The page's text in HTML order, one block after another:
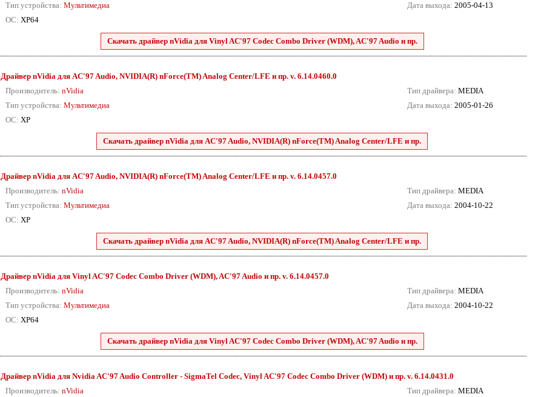
Тип устройства: Мультимедиа
ОС: XP64
Дата выхода: 2005-04-13
Скачать драйвер nVidia для Vinyl AC'97 Codec Combo Driver (WDM), AC'97 Audio и пр.
Драйвер nVidia для AC'97 Audio, NVIDIA(R) nForce(TM) Analog Center/LFE и пр. v. 6.14.0460.0
Производитель: nVidia
Тип устройства: Мультимедиа
ОС: XP
Тип драйвера: MEDIA
Дата выхода: 2005-01-26
Скачать драйвер nVidia для AC'97 Audio, NVIDIA(R) nForce(TM) Analog Center/LFE и пр.
Драйвер nVidia для AC'97 Audio, NVIDIA(R) nForce(TM) Analog Center/LFE и пр. v. 6.14.0457.0
Производитель: nVidia
Тип устройства: Мультимедиа
ОС: XP
Тип драйвера: MEDIA
Дата выхода: 2004-10-22
Скачать драйвер nVidia для AC'97 Audio, NVIDIA(R) nForce(TM) Analog Center/LFE и пр.
Драйвер nVidia для Vinyl AC'97 Codec Combo Driver (WDM), AC'97 Audio и пр. v. 6.14.0457.0
Производитель: nVidia
Тип устройства: Мультимедиа
ОС: XP64
Тип драйвера: MEDIA
Дата выхода: 2004-10-22
Скачать драйвер nVidia для Vinyl AC'97 Codec Combo Driver (WDM), AC'97 Audio и пр.
Драйвер nVidia для Nvidia AC'97 Audio Controller - SigmaTel Codec, Vinyl AC'97 Codec Combo Driver (WDM) и пр. v. 6.14.0431.0
Производитель: nVidia
Тип драйвера: MEDIA